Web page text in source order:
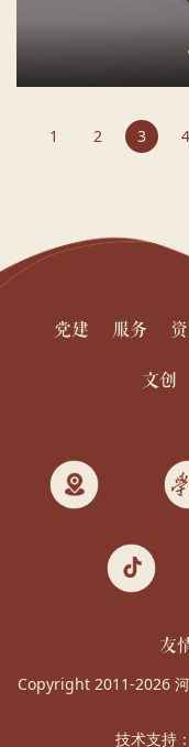
1 2 3 4
党建 服务
文创
友
Copyright 2011-2026
技术支持：